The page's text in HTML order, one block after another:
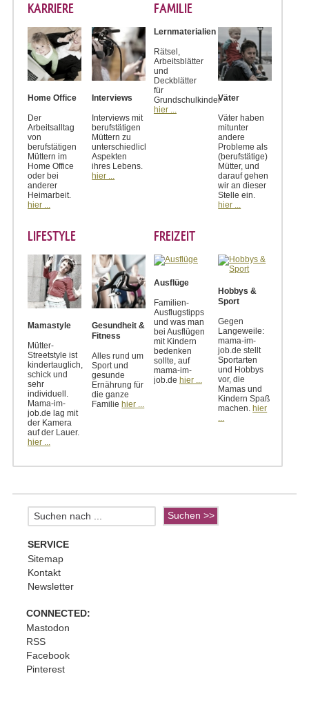
KARRIERE
Home Office
Der
Arbeitsalltag
von
berufstätigen
Müttern im
Home Office
oder bei
anderer
Heimarbeit.
hier ...
Interviews
Interviews mit
berufstätigen
Müttern zu
unterschiedlichen
Aspekten
ihres Lebens.
hier ...
FAMILIE
Lernmaterialien
Rätsel,
Arbeitsblätter
und
Deckblätter
für
Grundschulkinder
hier ...
Väter
Väter haben
mitunter
andere
Probleme als
(berufstätige)
Mütter, und
darauf gehen
wir an dieser
Stelle ein.
hier ...
LIFESTYLE
Mamastyle
Mütter-
Streetstyle ist
kindertauglich,
schick und
sehr
individuell.
Mama-im-
job.de lag mit
der Kamera
auf der Lauer.
hier ...
Gesundheit &
Fitness
Alles rund um
Sport und
gesunde
Ernährung für
die ganze
Familie hier ...
FREIZEIT
Ausflüge
Familien-
Ausflugstipps
und was man
bei Ausflügen
mit Kindern
bedenken
sollte, auf
mama-im-
job.de hier ...
Hobbys &
Sport
Gegen
Langeweile:
mama-im-
job.de stellt
Sportarten
und Hobbys
vor, die
Mamas und
Kindern Spaß
machen. hier
...
SERVICE
Sitemap
Kontakt
Newsletter
CONNECTED:
Mastodon
RSS
Facebook
Pinterest